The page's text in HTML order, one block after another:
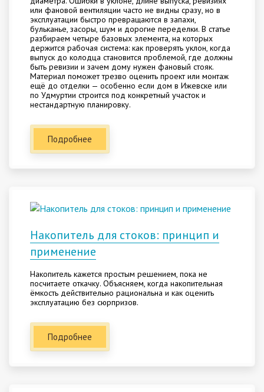
или фановой вентиляции часто не видны сразу, но в
эксплуатации быстро превращаются в запахи,
бульканье, засоры, шум и дорогие переделки. В статье
разбираем четыре базовых элемента, на которых
держится рабочая система: как проверять уклон, когда
выпуск до колодца становится проблемой, где должны
быть ревизии и зачем дому нужен фановый стояк.
Материал поможет трезво оценить проект или монтаж
ещё до отделки — особенно если дом в Ижевске или
по Удмуртии строится под конкретный участок и
нестандартную планировку.
Подробнее
Накопитель для стоков: принцип и
применение
Накопитель кажется простым решением, пока не
посчитаете откачку. Объясняем, когда накопительная
ёмкость действительно рациональна и как оценить
эксплуатацию без сюрпризов.
Подробнее